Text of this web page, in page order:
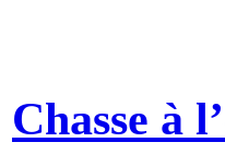
Chasse à